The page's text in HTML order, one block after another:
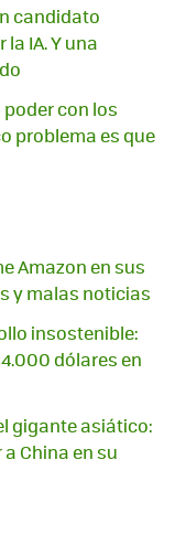
candidato
IA. Y una
poder con los
problema es que
Amazon en sus
y malas noticias
insostenible:
dólares en
gigante asiático:
China en su